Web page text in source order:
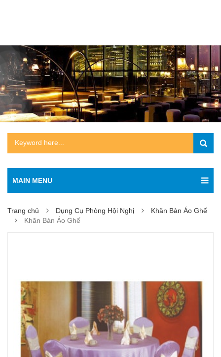
MAIN MENU
Trang chủ Dụng Cụ Phòng Hội Nghị
Khăn Bàn Áo Ghế
Khăn Bàn Áo Ghế